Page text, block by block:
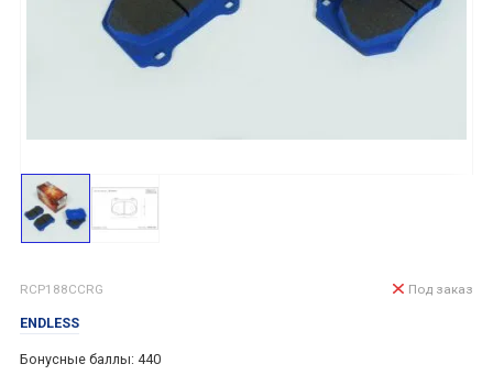
RCP188CCRG
ENDLESS
Бонусные баллы: 440
Под заказ